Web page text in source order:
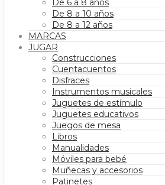
De 6 a 8 años
De 8 a 10 años
De 8 a 12 años
MARCAS
JUGAR
Construcciones
Cuentacuentos
Disfraces
Instrumentos musicales
Juguetes de estímulo
Juguetes educativos
Juegos de mesa
Libros
Manualidades
Móviles para bebé
Muñecas y accesorios
Patinetes